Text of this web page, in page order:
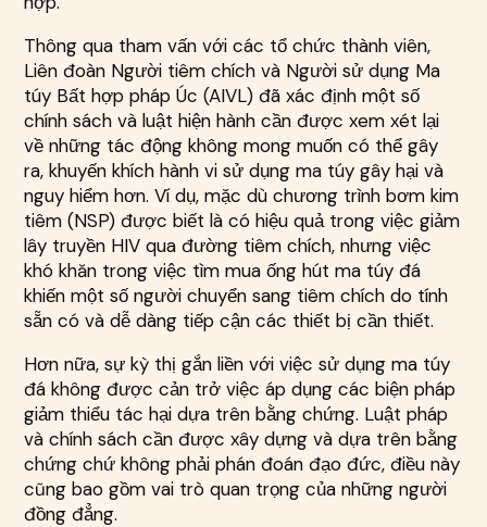
Thông qua tham vấn với các tổ chức thành viên,
Liên đoàn Người tiêm chích và Người sử dụng Ma
túy Bất hợp pháp Úc (AIVL) đã xác định một số
chính sách và luật hiện hành cần được xem xét lại
về những tác động không mong muốn có thể gây
ra, khuyến khích hành vi sử dụng ma túy gây hại và
nguy hiểm hơn. Ví dụ, mặc dù chương trình bơm kim
tiêm (NSP) được biết là có hiệu quả trong việc giảm
lây truyền HIV qua đường tiêm chích, nhưng việc
khó khăn trong việc tìm mua ống hút ma túy đá
khiến một số người chuyển sang tiêm chích do tính
sẵn có và dễ dàng tiếp cận các thiết bị cần thiết.
Hơn nữa, sự kỳ thị gắn liền với việc sử dụng ma túy
đá không được cản trở việc áp dụng các biện pháp
giảm thiểu tác hại dựa trên bằng chứng. Luật pháp
và chính sách cần được xây dựng và dựa trên bằng
chứng chứ không phải phán đoán đạo đức, điều này
cũng bao gồm vai trò quan trọng của những người
đồng đẳng.